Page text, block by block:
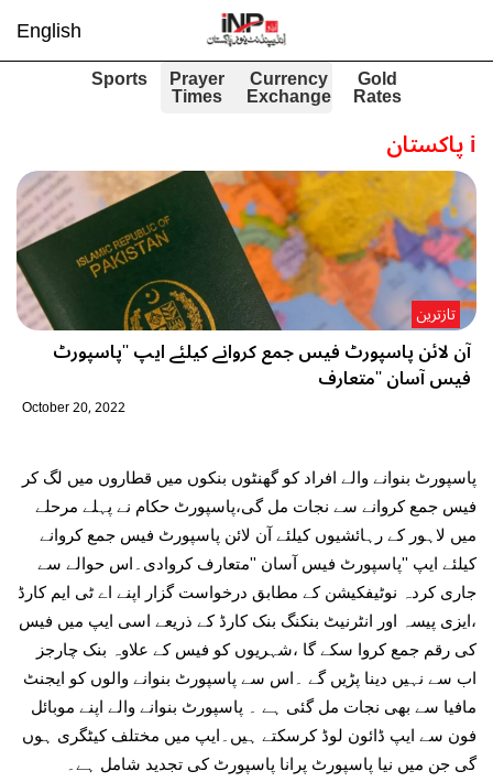
English
Gold
Rates
Currency
Exchange
Prayer
Times
Sports
iپاکستان
آن لائن پاسپورٹ فیس جمع کروانے کیلئے ایپ ''پاسپورٹ
فیس آسان ''متعارف
تازترین
October 20, 2022
پاسپورٹ بنوانے والے افراد کو گھنٹوں بنکوں میں قطاروں میں لگ کر
فیس جمع کروانے سے نجات مل گی،پاسپورٹ حکام نے پہلے مرحلے
میں لاہور کے رہائشیوں کیلئے آن لائن پاسپورٹ فیس جمع کروانے
کیلئے ایپ ''پاسپورٹ فیس آسان ''متعارف کروادی۔اس حوالے سے
جاری کردہ نوٹیفکیشن کے مطابق درخواست گزار اپنے اے ٹی ایم کارڈ
،ایزی پیسہ اور انٹرنیٹ بنکنگ بنک کارڈ کے ذریعے اسی ایپ میں فیس
کی رقم جمع کروا سکے گا ،شہریوں کو فیس کے علاوہ بنک چارجز
اب سے نہیں دینا پڑیں گے ۔اس سے پاسپورٹ بنوانے والوں کو ایجنٹ
مافیا سے بھی نجات مل گئی ہے ۔ پاسپورٹ بنوانے والے اپنے موبائل
فون سے ایپ ڈائون لوڈ کرسکتے ہیں۔ایپ میں مختلف کیٹگری ہوں
گی جن میں نیا پاسپورٹ پرانا پاسپورٹ کی تجدید شامل ہے۔